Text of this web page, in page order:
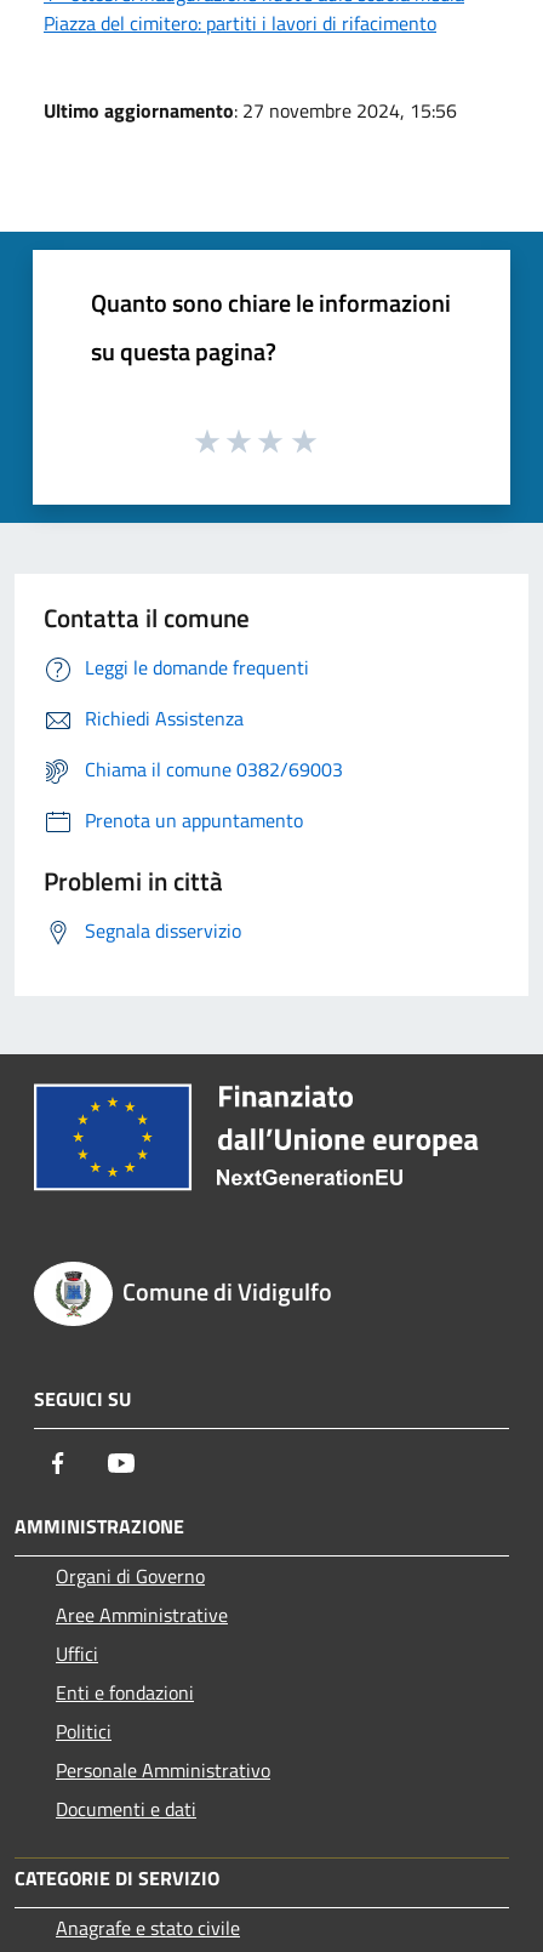
Piazza del cimitero: partiti i lavori di rifacimento
Ultimo aggiornamento: 27 novembre 2024, 15:56
Quanto sono chiare le informazioni
su questa pagina?
Contatta il comune
Leggi le domande frequenti
Richiedi Assistenza
Chiama il comune 0382/69003
Prenota un appuntamento
Problemi in città
Segnala disservizio
Comune di Vidigulfo
SEGUICI SU
Facebook
AMMINISTRAZIONE
Organi di Governo
Aree Amministrative
Uffici
Enti e fondazioni
Politici
Personale Amministrativo
Documenti e dati
CATEGORIE DI SERVIZIO
Anagrafe e stato civile